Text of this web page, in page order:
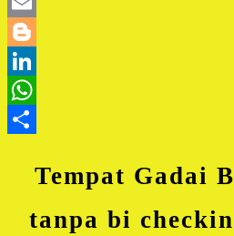
Tempat Gadai
tanpa bi